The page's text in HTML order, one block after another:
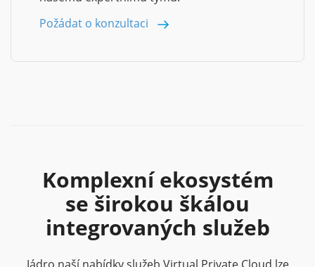
Požádat o konzultaci
Komplexní ekosystém
se širokou škálou
integrovaných služeb